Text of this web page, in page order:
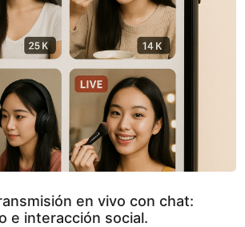
en vivo con chat:
e interacción social.